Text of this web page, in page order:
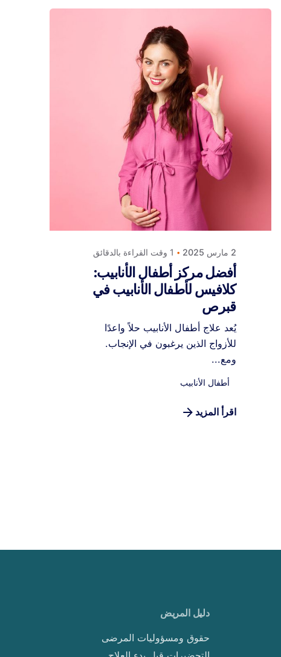
Posted by
كلافيس لأطفال الأنابيب
في قبرص
2 مارس 2025 1 وقت القراءة بالدقائق
أفضل مركز أطفال الأنابيب:
كلافيس لأطفال الأنابيب في
قبرص
يُعد علاج أطفال الأنابيب حلاً واعدًا
للأزواج الذين يرغبون في الإنجاب.
ومع...
أطفال الأنابيب
اقرأ المزيد
دليل المريض
حقوق ومسؤوليات المرضى